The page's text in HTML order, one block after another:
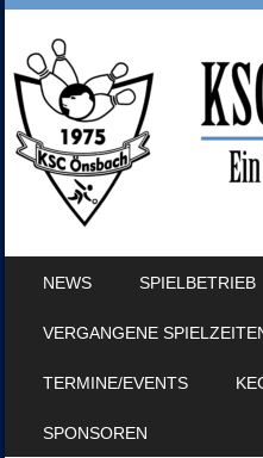
NEWS SPIELBETRIEB
VERGANGENE
TERMINE/EVENTS
SPONSOREN